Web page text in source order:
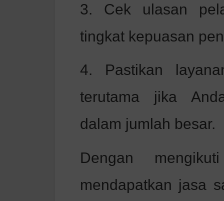
3. Cek ulasan
tingkat kepuasan
4. Pastikan
terutama jika
dalam jumlah besar.
Dengan
mendapatkan jasa